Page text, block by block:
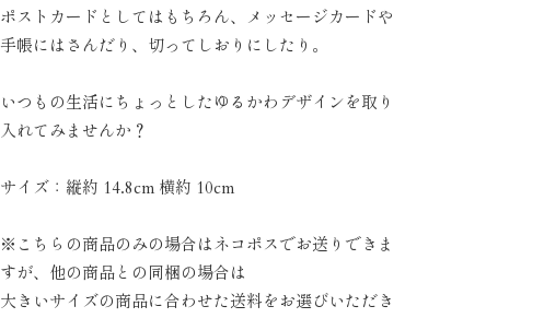
ポストカードとしてはもちろん、メッセージカードや
手帳にはさんだり、切ってしおりにしたり。
いつもの生活にちょっとしたゆるかわデザインを取り
入れてみませんか？
サイズ：縦約 14.8cm 横約 10cm
※こちらの商品のみの場合はネコポスでお送りできま
すが、他の商品との同梱の場合は
大きいサイズの商品に合わせた送料をお選びいただき